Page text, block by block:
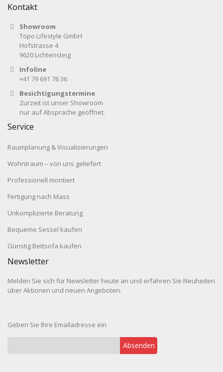
Kontakt
Showroom
Topo Lifestyle GmbH
Hofstrasse 4
9620 Lichtensteig
Infoline
+41 79 691 76 36
Besichtigungstermine
Zurzeit ist unser Showroom
nur auf Absprache geöffnet.
Service
Raumplanung & Visualisierungen
Wohntraum – von uns geliefert
Professionell montiert
Fertigung nach Mass
Unkomplizierte Beratung
Bequeme Sessel kaufen
Günstig Bettsofa kaufen
Newsletter
Melden Sie sich für Newsletter heute an und erfahren Sie Neuheiten
über Aktionen und neuen Angeboten.
Geben Sie Ihre Emailadresse ein
Absenden